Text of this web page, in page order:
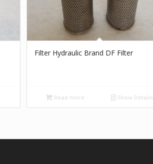
Filter Hydraulic Brand DF Filter
Read more Show Details